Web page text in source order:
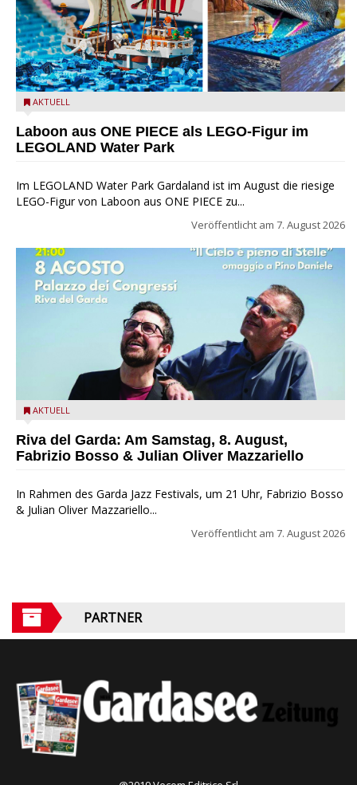
Laboon aus ONE PIECE als LEGO-Figur im LEGOLAND Water
AKTUELL
Laboon aus ONE PIECE als LEGO-Figur im
LEGOLAND Water Park
Im LEGOLAND Water Park Gardaland ist im August die riesige
LEGO-Figur von Laboon aus ONE PIECE zu...
Veröffentlicht am 7. August 2026
Fabrizio Bosso & Julian Oliver Mazzariello zu Gast beim Garda
AKTUELL
Riva del Garda: Am Samstag, 8. August,
Fabrizio Bosso & Julian Oliver Mazzariello
In Rahmen des Garda Jazz Festivals, um 21 Uhr, Fabrizio Bosso
& Julian Oliver Mazzariello...
Veröffentlicht am 7. August 2026
PARTNER